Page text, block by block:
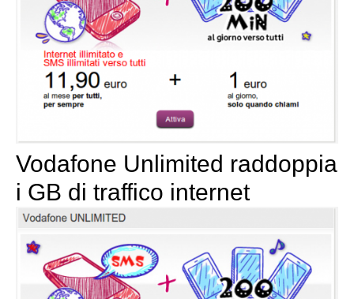
Vodafone Unlimited raddoppia
i GB di traffico internet